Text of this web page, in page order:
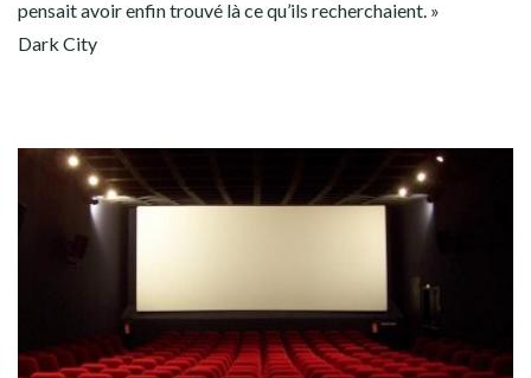
pensait avoir enfin trouvé là ce qu’ils recherchaient. »
Dark City